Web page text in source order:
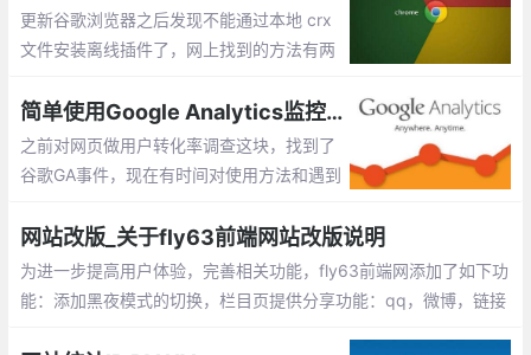
更新谷歌浏览器之后发现不能通过本地 crx
文件安装离线插件了，网上找到的方法有两
是这个方法我尝试之后失败了 ，第二个方法
就是用工具安装，具体如何太麻烦了就没有
用
简单使用Google Analytics监控网站浏览行为
之前对网页做用户转化率调查这块，找到了
谷歌GA事件，现在有时间对使用方法和遇到
比较清楚，可以查看官方文档。
网站改版_关于fly63前端网站改版说明
为进一步提高用户体验，完善相关功能，fly63前端网添加了如下功
能：添加黑夜模式的切换，栏目页提供分享功能：qq，微博，链接